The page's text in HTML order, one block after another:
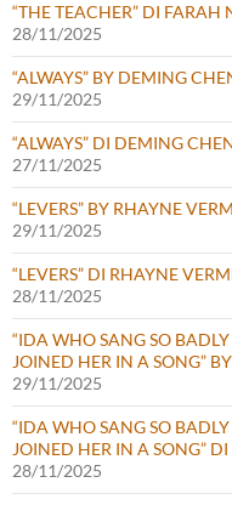
“THE TEACHER” DI FARAH
28/11/2025
“ALWAYS” BY DEMING
29/11/2025
“ALWAYS” DI DEMING
27/11/2025
“LEVERS” BY RHAYNE
29/11/2025
“LEVERS” DI RHAYNE
28/11/2025
“IDA WHO SANG SO
JOINED HER IN A SONG”
29/11/2025
“IDA WHO SANG SO
JOINED HER IN A SONG”
28/11/2025